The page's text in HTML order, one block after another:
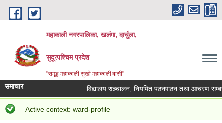
Skip to main content
महाकाली नगरपालिका, खलंगा, दार्चुला,
सुदूरपश्चिम प्रदेश
"समृद्ध महाकाली सुखी महाकाली बासी"
समाचार विद्यालय सञ्चालन, नियमित पठनपाठन तथा आचरण
Status message
Active context: ward-profile
You are here
Home »परिचय»वडागत विवरण» वडा न. ७ (धाप)